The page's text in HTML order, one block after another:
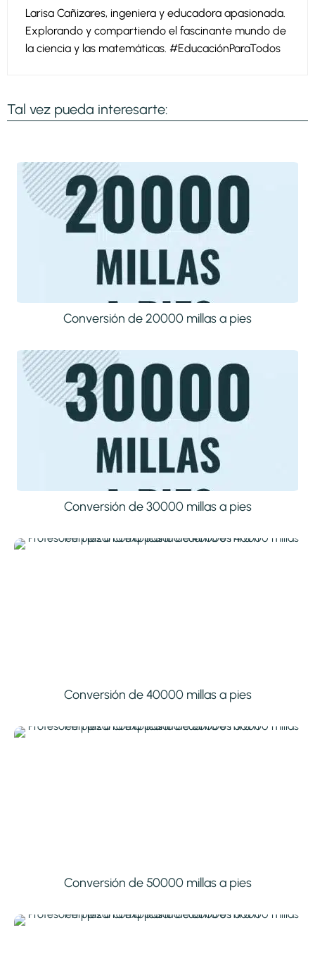
Larisa Cañizares, ingeniera y educadora apasionada.
Explorando y compartiendo el fascinante mundo de
la ciencia y las matemáticas. #EducaciónParaTodos
Tal vez pueda interesarte:
Conversión de 20000 millas a pies
Conversión de 30000 millas a pies
Conversión de 40000 millas a pies
Conversión de 50000 millas a pies